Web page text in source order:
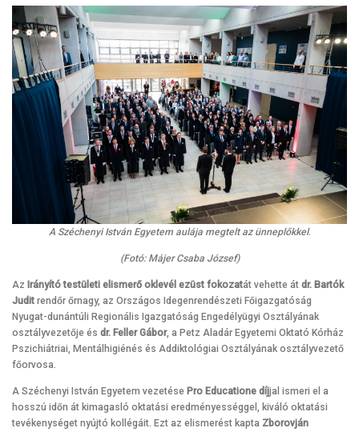
A Széchenyi István Egyetem aulája megtelt az ünneplőkkel.
(Fotó: Májer Csaba József)
Az Irányító testületi elismerő oklevél ezüst fokozatát vehette át dr. Bartók
Judit rendőr őrnagy, az Országos Idegenrendészeti Főigazgatóság
Nyugat-dunántúli Regionális Igazgatóság Engedélyügyi Osztályának
osztályvezetője és dr. Feller Gábor, a Petz Aladár Egyetemi Oktató Kórház
Pszichiátriai, Mentálhigiénés és Addiktológiai Osztályának osztályvezető
főorvosa.
A Széchenyi István Egyetem vezetése Pro Educatione díjjal ismeri el a
hosszú időn át kimagasló oktatási eredményességgel, kiváló oktatási
tevékenységet nyújtó kollégáit. Ezt az elismerést kapta Zborovján